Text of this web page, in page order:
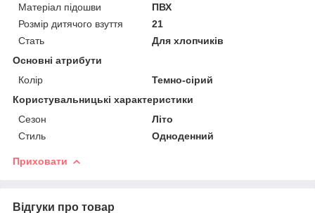
Матеріал підошви
ПВХ
Розмір дитячого взуття
21
Стать
Для хлопчиків
Основні атрибути
Колір
Темно-сірий
Користувальницькі характеристики
Сезон
Літо
Стиль
Одноденний
Приховати
Відгуки про товар